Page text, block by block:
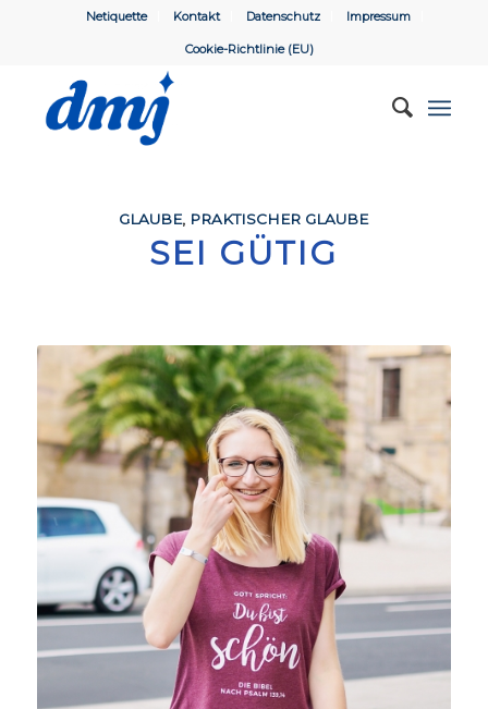
Netiquette Kontakt Datenschutz Impressum
Cookie-Richtlinie (EU)
GLAUBE, PRAKTISCHER GLAUBE
SEI GÜTIG